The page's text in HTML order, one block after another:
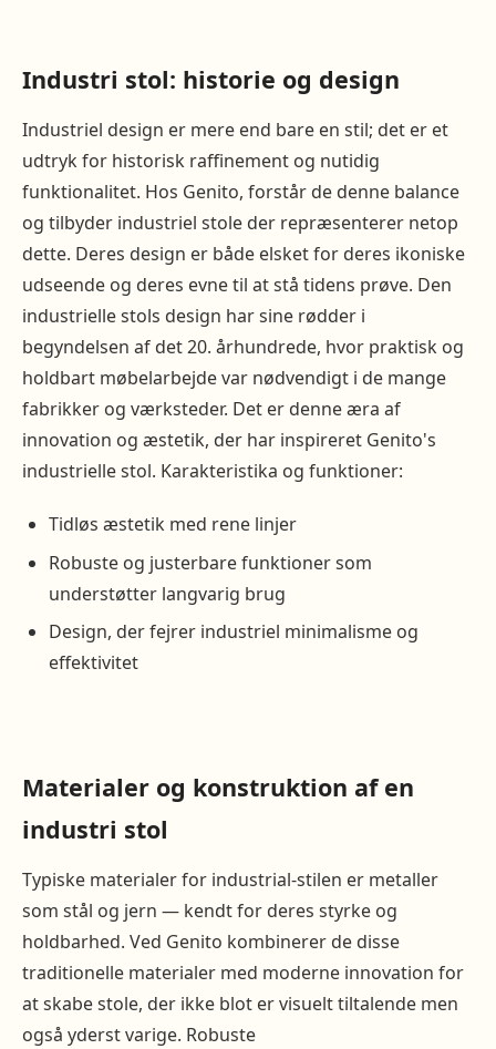
Industri stol: historie og design
Industriel design er mere end bare en stil; det er et
udtryk for historisk raffinement og nutidig
funktionalitet. Hos Genito, forstår de denne balance
og tilbyder industriel stole der repræsenterer netop
dette. Deres design er både elsket for deres ikoniske
udseende og deres evne til at stå tidens prøve. Den
industrielle stols design har sine rødder i
begyndelsen af det 20. århundrede, hvor praktisk og
holdbart møbelarbejde var nødvendigt i de mange
fabrikker og værksteder. Det er denne æra af
innovation og æstetik, der har inspireret Genito's
industrielle stol. Karakteristika og funktioner:
Tidløs æstetik med rene linjer
Robuste og justerbare funktioner som
understøtter langvarig brug
Design, der fejrer industriel minimalisme og
effektivitet
Materialer og konstruktion af en
industri stol
Typiske materialer for industrial-stilen er metaller
som stål og jern — kendt for deres styrke og
holdbarhed. Ved Genito kombinerer de disse
traditionelle materialer med moderne innovation for
at skabe stole, der ikke blot er visuelt tiltalende men
også yderst varige. Robuste